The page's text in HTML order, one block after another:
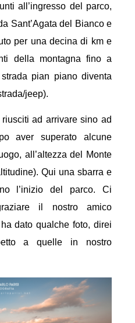
all’ingresso del parco,
Sant’Agata del Bianco e
per una decina di km e
della montagna fino a
pian piano diventa
jeep).
ad arrivare sino ad
aver superato alcune
all’altezza del Monte
Qui una sbarra e
l’inizio del parco. Ci
il nostro amico
dato qualche foto, direi
a quelle in nostro